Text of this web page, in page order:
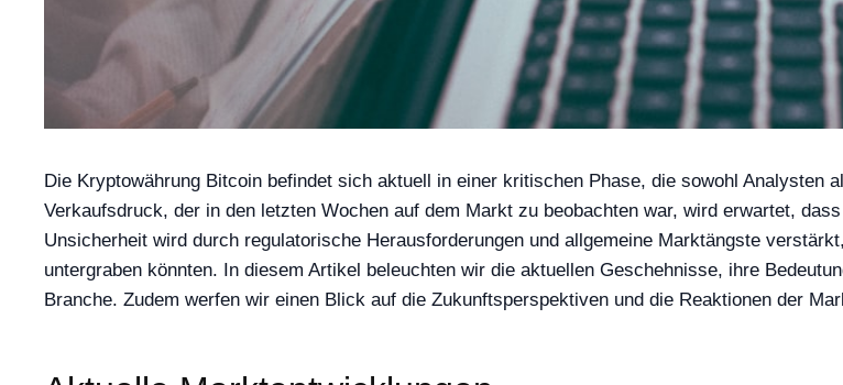
Die Kryptowährung Bitcoin befindet sich aktuell in einer kritischen Phase, die sowohl
Verkaufsdruck, der in den letzten Wochen auf dem Markt zu beobachten war, wird erwartet,
Unsicherheit wird durch regulatorische Herausforderungen und allgemeine Marktängste
untergraben könnten. In diesem Artikel beleuchten wir die aktuellen Geschehnisse, ihre
Branche. Zudem werfen wir einen Blick auf die Zukunftsperspektiven und die Reaktionen der